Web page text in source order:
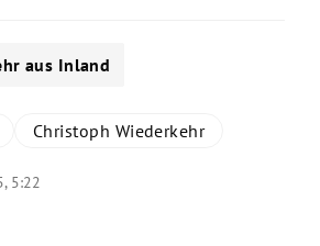
aus Inland
Christoph Wiederkehr
5:22